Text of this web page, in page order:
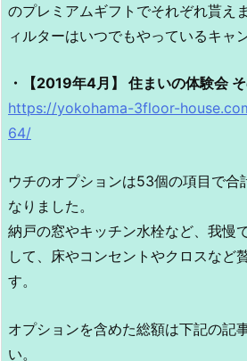
のプレミアムギフトでそれぞれ貰え
ィルターはいつでもやっているキャ
・【2019年4月】 住まいの体験会
https://yokohama-3floor-
64/
ウチのオプションは53個の項目で合
なりました。
納戸の窓やキッチン水栓など、我慢
して、床やコンセントやクロスなど
す。
オプションを含めた総額は下記の記
い。